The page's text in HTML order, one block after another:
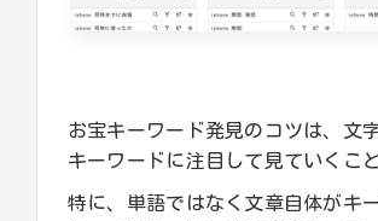
お宝キーワード発見のコツは、文
キーワードに注目して見ていくこ
特に、単語ではなく文章自体がキ